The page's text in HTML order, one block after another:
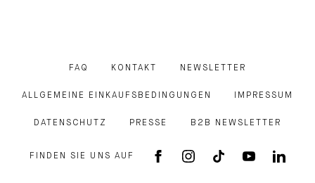
FAQ KONTAKT NEWSLETTER
ALLGEMEINE EINKAUFSBEDINGUNGEN IMPRESSUM
DATENSCHUTZ PRESSE B2B NEWSLETTER
FINDEN SIE UNS AUF
FACEBOOK APP
INSTAGRAM
TIKTOKYOUTUBE